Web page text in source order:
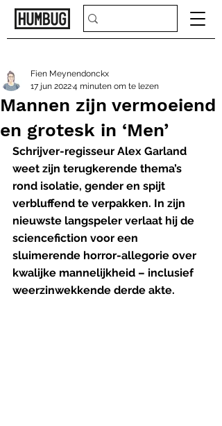
Mannen zijn vermoeiend
en grotesk in ‘Men’
Fien Meynendonckx
17 jun 20224 minuten om te lezen
Schrijver-regisseur Alex Garland
weet zijn terugkerende thema’s
rond isolatie, gender en spijt
verbluffend te verpakken. In zijn
nieuwste langspeler verlaat hij de
sciencefiction voor een
sluimerende horror-allegorie over
kwalijke mannelijkheid – inclusief
weerzinwekkende derde akte.